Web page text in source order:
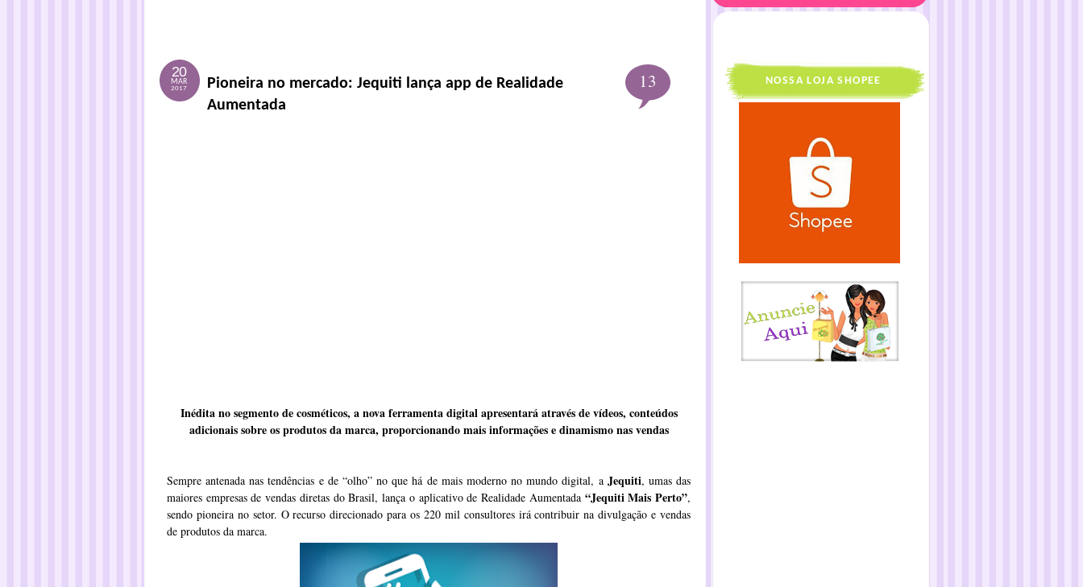
20
MAR
2017 13
Pioneira no mercado: Jequiti lança app de Realidade
Aumentada
Inédita no segmento de cosméticos, a nova ferramenta digital apresentará através de vídeos, conteúdos
adicionais sobre os produtos da marca, proporcionando mais informações e dinamismo nas vendas
Sempre antenada nas tendências e de “olho” no que há de mais moderno no mundo digital, aJequiti, umas das
maiores empresas de vendas diretas do Brasil, lança o aplicativo de Realidade Aumentada“Jequiti Mais Perto”,
sendo pioneira no setor. O recurso direcionado para os 220 mil consultores irá contribuir na divulgação e vendas
de produtos da marca.
NOSSA LOJA SHOPEE